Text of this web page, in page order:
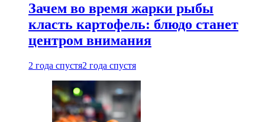
Зачем во время жарки рыбы
класть картофель: блюдо станет
центром внимания
2 года спустя2 года спустя